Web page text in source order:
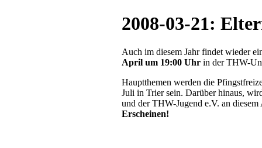
2008-03-21:
Auch im diesem Jahr findet wieder
April um 19:00 Uhr in der THW-
Hauptthemen werden die
Juli in Trier sein. Darüber hinaus,
und der THW-Jugend e.V. an
Erscheinen!